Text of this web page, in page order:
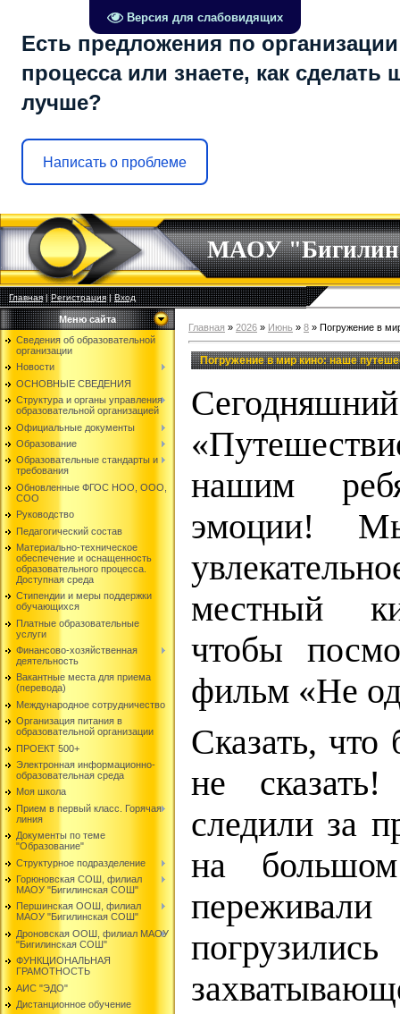
Версия для слабовидящих
Есть предложения по
процесса или знаете, как сделать
лучше?
Написать о проблеме
МАОУ
Главная|Регистрация|Вход
Меню сайта
Сведения об образовательной
организации
Новости
ОСНОВНЫЕ СВЕДЕНИЯ
Структура и органы управления
образовательной организацией
Официальные документы
Образование
Образовательные стандарты и
требования
Обновленные ФГОС НОО, ООО,
СОО
Руководство
Педагогический состав
Материально-техническое
обеспечение и оснащенность
образовательного процесса.
Доступная среда
Стипендии и меры поддержки
обучающихся
Платные образовательные
услуги
Финансово-хозяйственная
деятельность
Вакантные места для приема
(перевода)
Международное сотрудничество
Организация питания в
образовательной организации
ПРОЕКТ 500+
Электронная информационно-
образовательная среда
Моя школа
Прием в первый класс. Горячая
линия
Документы по теме
"Образование"
Структурное подразделение
Горюновская СОШ, филиал
МАОУ "Бигилинская СОШ"
Першинская ООШ, филиал
МАОУ "Бигилинская СОШ"
Дроновская ООШ, филиал МАОУ
"Бигилинская СОШ"
ФУНКЦИОНАЛЬНАЯ
ГРАМОТНОСТЬ
АИС "ЭДО"
Дистанционное обучение
Главная » 2026 » Июнь » 8 » Погружение в
Погружение в мир кино: наше
нашим
эмоции!
местный
чтобы
фильм «Не
Сказать, что
не
следили за
на